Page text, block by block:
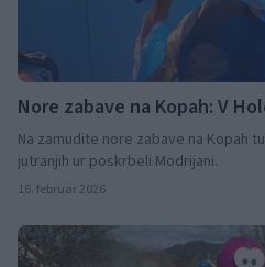
Nore zabave na Kopah: V
Na zamudite nore zabave na Kopah
jutranjih ur poskrbeli Modrijani.
16. februar 2026